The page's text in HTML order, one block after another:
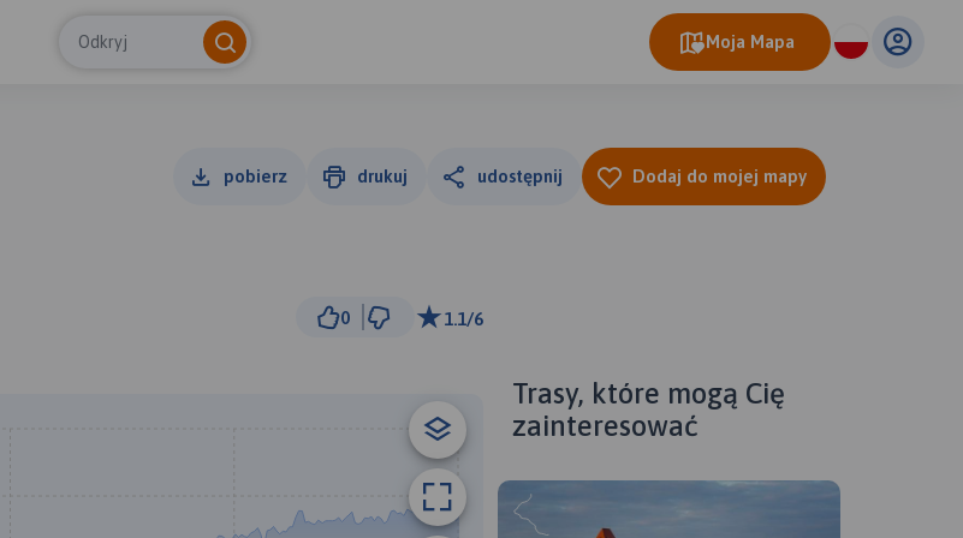
Odkryj Moja Mapa
pobierz drukuj udostępnij Dodaj do mojej mapy
0 1.1/6
Trasy, które mogą Cię
zainteresować